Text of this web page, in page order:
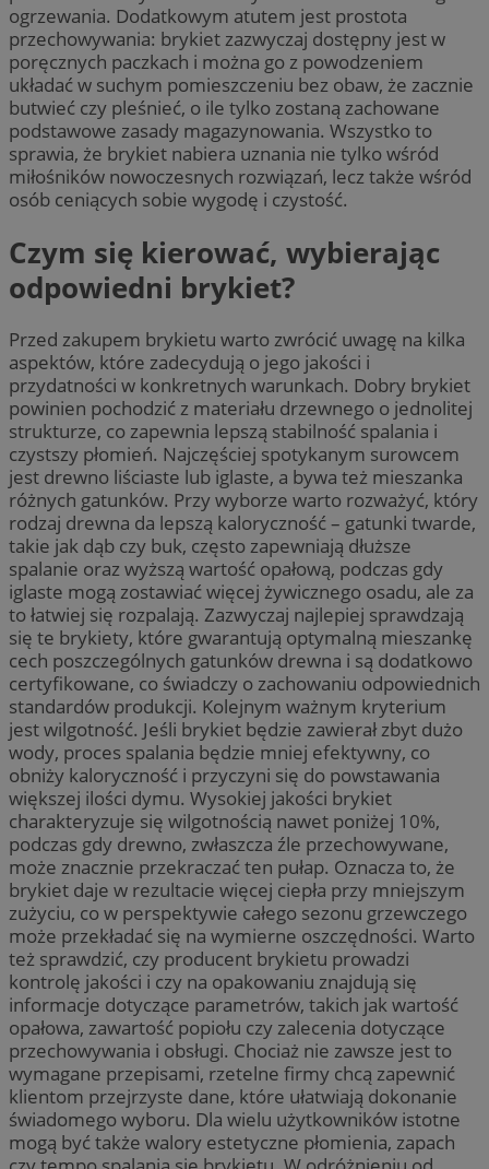
ogrzewania. Dodatkowym atutem jest prostota
przechowywania: brykiet zazwyczaj dostępny jest w
poręcznych paczkach i można go z powodzeniem
układać w suchym pomieszczeniu bez obaw, że zacznie
butwieć czy pleśnieć, o ile tylko zostaną zachowane
podstawowe zasady magazynowania. Wszystko to
sprawia, że brykiet nabiera uznania nie tylko wśród
miłośników nowoczesnych rozwiązań, lecz także wśród
osób ceniących sobie wygodę i czystość.
Czym się kierować, wybierając
odpowiedni brykiet?
Przed zakupem brykietu warto zwrócić uwagę na kilka
aspektów, które zadecydują o jego jakości i
przydatności w konkretnych warunkach. Dobry brykiet
powinien pochodzić z materiału drzewnego o jednolitej
strukturze, co zapewnia lepszą stabilność spalania i
czystszy płomień. Najczęściej spotykanym surowcem
jest drewno liściaste lub iglaste, a bywa też mieszanka
różnych gatunków. Przy wyborze warto rozważyć, który
rodzaj drewna da lepszą kaloryczność – gatunki twarde,
takie jak dąb czy buk, często zapewniają dłuższe
spalanie oraz wyższą wartość opałową, podczas gdy
iglaste mogą zostawiać więcej żywicznego osadu, ale za
to łatwiej się rozpalają. Zazwyczaj najlepiej sprawdzają
się te brykiety, które gwarantują optymalną mieszankę
cech poszczególnych gatunków drewna i są dodatkowo
certyfikowane, co świadczy o zachowaniu odpowiednich
standardów produkcji. Kolejnym ważnym kryterium
jest wilgotność. Jeśli brykiet będzie zawierał zbyt dużo
wody, proces spalania będzie mniej efektywny, co
obniży kaloryczność i przyczyni się do powstawania
większej ilości dymu. Wysokiej jakości brykiet
charakteryzuje się wilgotnością nawet poniżej 10%,
podczas gdy drewno, zwłaszcza źle przechowywane,
może znacznie przekraczać ten pułap. Oznacza to, że
brykiet daje w rezultacie więcej ciepła przy mniejszym
zużyciu, co w perspektywie całego sezonu grzewczego
może przekładać się na wymierne oszczędności. Warto
też sprawdzić, czy producent brykietu prowadzi
kontrolę jakości i czy na opakowaniu znajdują się
informacje dotyczące parametrów, takich jak wartość
opałowa, zawartość popiołu czy zalecenia dotyczące
przechowywania i obsługi. Chociaż nie zawsze jest to
wymagane przepisami, rzetelne firmy chcą zapewnić
klientom przejrzyste dane, które ułatwiają dokonanie
świadomego wyboru. Dla wielu użytkowników istotne
mogą być także walory estetyczne płomienia, zapach